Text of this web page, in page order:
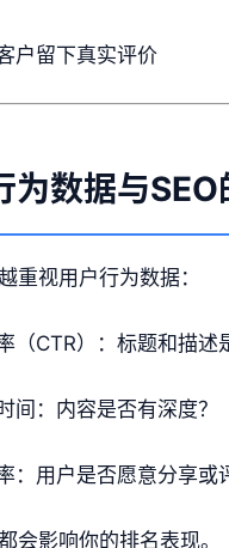
户留下真实评价
为数据与SEO
重视用户行为数据：
（CTR）：标题和描述
间：内容是否有深度？
：用户是否愿意分享或
会影响你的排名表现。